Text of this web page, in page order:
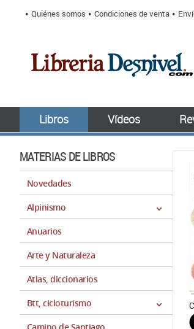
Quiénes somos Condiciones de venta
Libros Vídeos
MATERIAS DE LIBROS
Novedades
Alpinismo
Anuarios
Arte y Naturaleza
Atlas, diccionarios
Btt, cicloturismo